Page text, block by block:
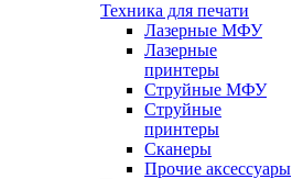
Техника для печати
Лазерные МФУ
Лазерные
принтеры
Струйные МФУ
Струйные
принтеры
Сканеры
Прочие аксессуары